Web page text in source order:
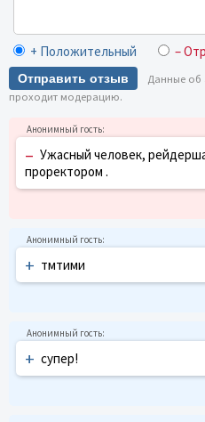
+ Положительный –
Отправить отзыв
Данные об
проходит модерацию.
– Ужасный человек,
проректором .
+ тмтими
+ супер!